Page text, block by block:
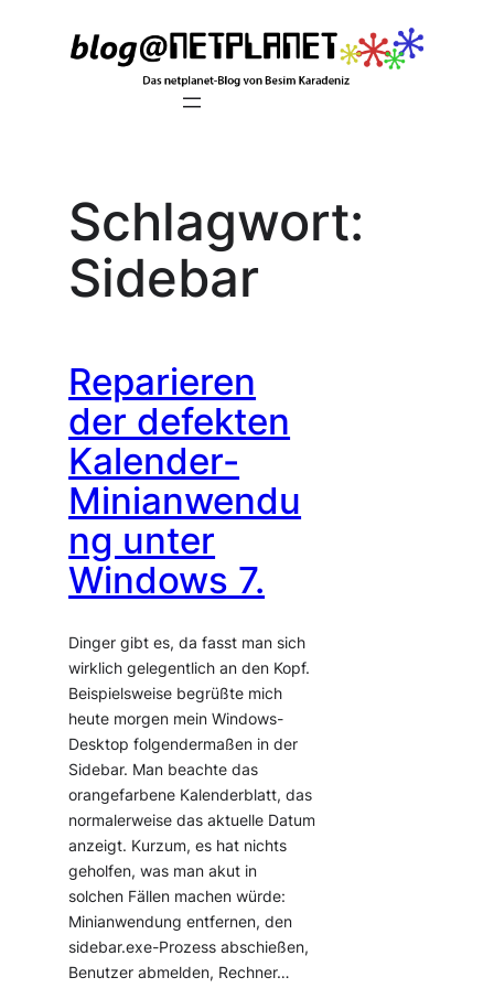
Schlagwort:
Sidebar
Reparieren
der defekten
Kalender-
Minianwendu
ng unter
Windows 7.
Dinger gibt es, da fasst man sich
wirklich gelegentlich an den Kopf.
Beispielsweise begrüßte mich
heute morgen mein Windows-
Desktop folgendermaßen in der
Sidebar. Man beachte das
orangefarbene Kalenderblatt, das
normalerweise das aktuelle Datum
anzeigt. Kurzum, es hat nichts
geholfen, was man akut in
solchen Fällen machen würde:
Minianwendung entfernen, den
sidebar.exe-Prozess abschießen,
Benutzer abmelden, Rechner…